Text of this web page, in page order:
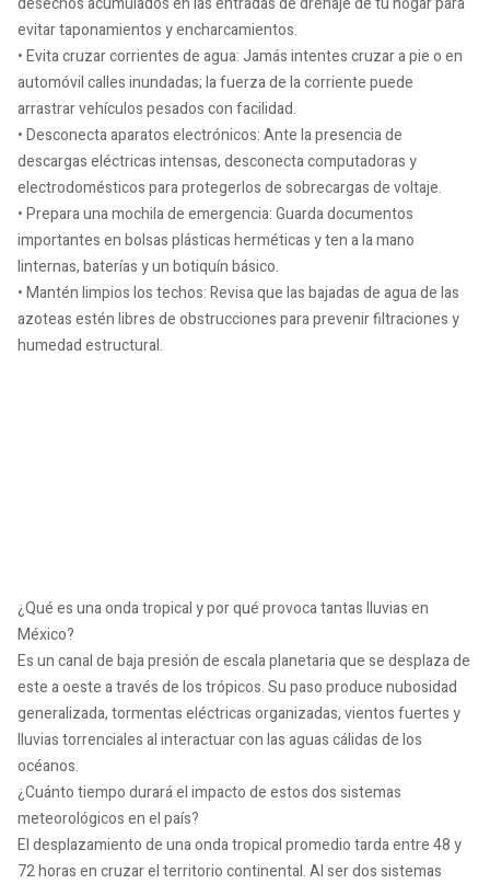
evitar taponamientos y encharcamientos.
• Evita cruzar corrientes de agua: Jamás intentes cruzar a pie o en
automóvil calles inundadas; la fuerza de la corriente puede
arrastrar vehículos pesados con facilidad.
• Desconecta aparatos electrónicos: Ante la presencia de
descargas eléctricas intensas, desconecta computadoras y
electrodomésticos para protegerlos de sobrecargas de voltaje.
• Prepara una mochila de emergencia: Guarda documentos
importantes en bolsas plásticas herméticas y ten a la mano
linternas, baterías y un botiquín básico.
• Mantén limpios los techos: Revisa que las bajadas de agua de las
azoteas estén libres de obstrucciones para prevenir filtraciones y
humedad estructural.
¿Qué es una onda tropical y por qué provoca tantas lluvias en
México?
Es un canal de baja presión de escala planetaria que se desplaza de
este a oeste a través de los trópicos. Su paso produce nubosidad
generalizada, tormentas eléctricas organizadas, vientos fuertes y
lluvias torrenciales al interactuar con las aguas cálidas de los
océanos.
¿Cuánto tiempo durará el impacto de estos dos sistemas
meteorológicos en el país?
El desplazamiento de una onda tropical promedio tarda entre 48 y
72 horas en cruzar el territorio continental. Al ser dos sistemas